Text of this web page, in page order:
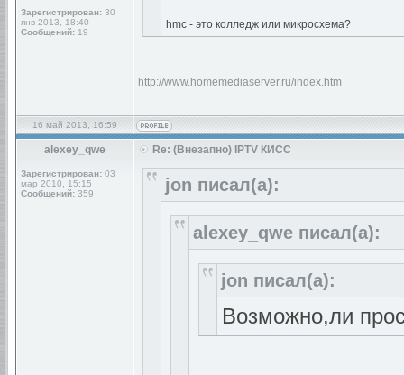
Зарегистрирован: 30
янв 2013, 18:40
Сообщений: 19
hmc - это колледж или микросхема?
http://www.homemediaserver.ru/index.htm
16 май 2013, 16:59
alexey_qwe
Зарегистрирован: 03
мар 2010, 15:15
Сообщений: 359
Re: (Внезапно) IPTV КИСС
jon писал(а):
alexey_qwe писал(а):
jon писал(а):
Возможно,ли